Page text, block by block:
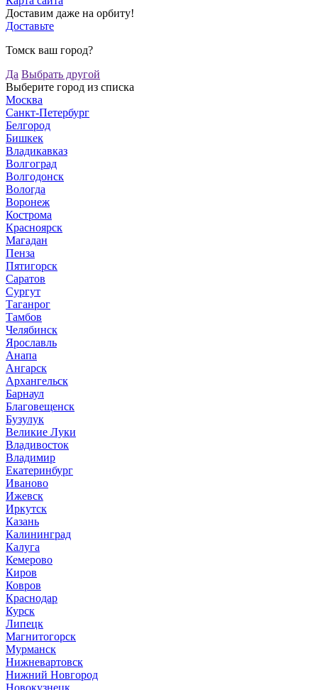
Доставим даже на орбиту!
Доставьте
Томск ваш город?
Да Выбрать другой
Выберите город из списка
Москва
Санкт-Петербург
Белгород
Бишкек
Владикавказ
Волгоград
Волгодонск
Вологда
Воронеж
Кострома
Красноярск
Магадан
Пенза
Пятигорск
Саратов
Сургут
Таганрог
Тамбов
Челябинск
Ярославль
Анапа
Ангарск
Архангельск
Барнаул
Благовещенск
Бузулук
Великие Луки
Владивосток
Владимир
Екатеринбург
Иваново
Ижевск
Иркутск
Казань
Калининград
Калуга
Кемерово
Киров
Ковров
Краснодар
Курск
Липецк
Магнитогорск
Мурманск
Нижневартовск
Нижний Новгород
Новокузнецк